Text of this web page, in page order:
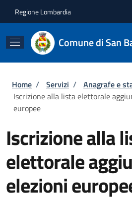
Regione Lombardia
Comune di San
Briciole di pane
Home / Servizi / Anagrafe e
Iscrizione alla lista elettorale
europee
Iscrizione alla
elettorale
elezioni